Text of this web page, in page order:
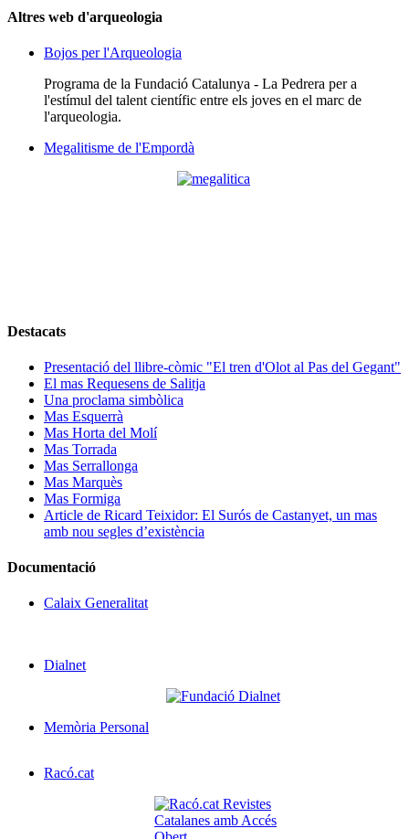
Altres web d'arqueologia
Bojos per l'Arqueologia
Programa de la Fundació Catalunya - La Pedrera per a
l'estímul del talent científic entre els joves en el marc de
l'arqueologia.
Megalitisme de l'Empordà
Destacats
Presentació del llibre-còmic "El tren d'Olot al Pas del Gegant"
El mas Requesens de Salitja
Una proclama simbòlica
Mas Esquerrà
Mas Horta del Molí
Mas Torrada
Mas Serrallonga
Mas Marquès
Mas Formiga
Article de Ricard Teixidor: El Surós de Castanyet, un mas
amb nou segles d’existència
Documentació
Calaix Generalitat
Dialnet
Memòria Personal
Racó.cat